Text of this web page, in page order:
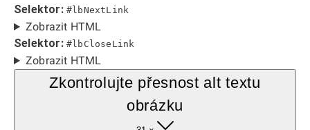
Selektor: #lbNextLink
Zobrazit HTML
Selektor: #lbCloseLink
Zobrazit HTML
Zkontrolujte přesnost alt textu
obrázku